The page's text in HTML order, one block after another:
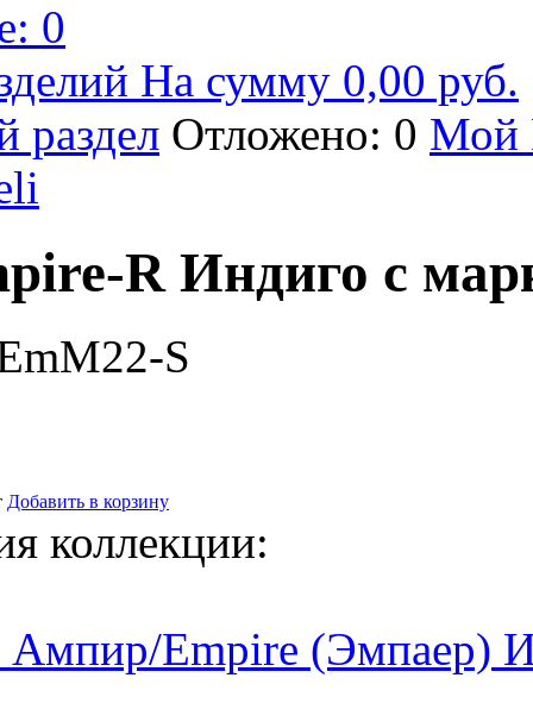
0
На сумму 0,00 руб.
раздел Отложено: 0 Мой
R Индиго с
S
Добавить в корзину
коллекции:
Ампир/Empire (Эмпаер)